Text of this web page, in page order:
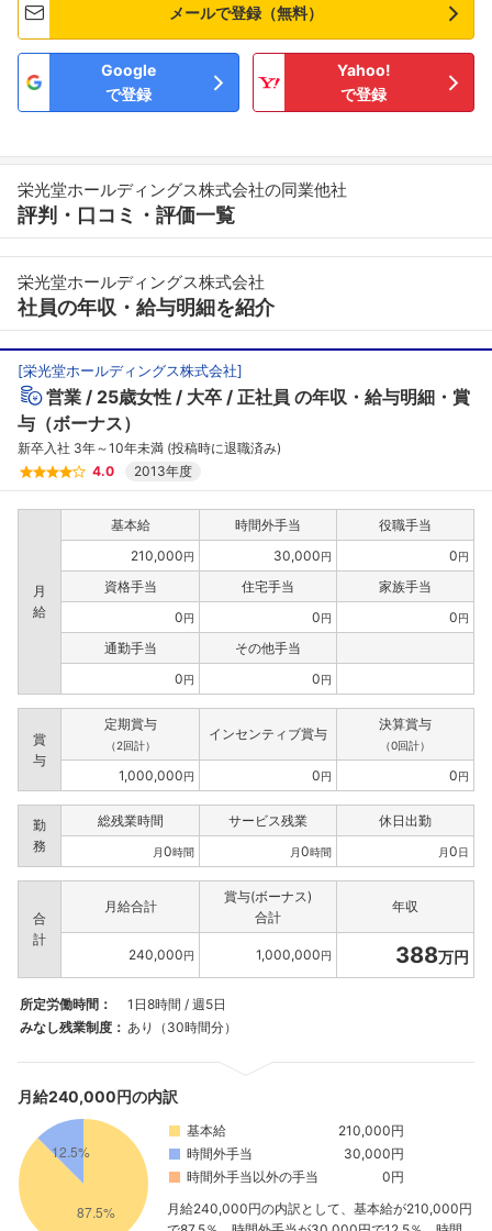
メールで登録（無料）
Google
で登録
Yahoo!
で登録
栄光堂ホールディングス株式会社の同業他社
評判・口コミ・評価一覧
栄光堂ホールディングス株式会社
社員の年収・給与明細を紹介
[栄光堂ホールディングス株式会社]
営業 25歳女性 大卒 正社員 の年収・給与明細・賞
与（ボーナス）
新卒入社 3年～10年未満 (投稿時に退職済み)
4.0
2013年度
月
給
基本給 時間外手当
役職手当
210,000円 30,000円 0円
資格手当 住宅手当
家族手当
0円 0円 0円
通勤手当
その他手当
0円 0円
賞
与
定期賞与
（2回計）
インセンティブ賞与
決算賞与
（0回計）
1,000,000円 0円 0円
勤
務
総残業時間 サービス残業 休日出勤
月0時間 月0時間 月0日
合
計
月給合計
賞与(ボーナス)
合計
年収
240,000円 1,000,000円 388万円
所定労働時間：
1日8時間 / 週5日
みなし残業制度： あり（30時間分）
月給240,000円の内訳
基本給
210,000円
時間外手当
30,000円
時間外手当以外の手当
0円
月給240,000円の内訳として、基本給が210,000円